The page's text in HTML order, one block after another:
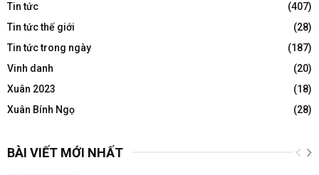
Tin tức
(407)
Tin tức thế giới
(28)
Tin tức trong ngày
(187)
Vinh danh
(20)
Xuân 2023
(18)
Xuân Bính Ngọ
(28)
BÀI VIẾT MỚI NHẤT